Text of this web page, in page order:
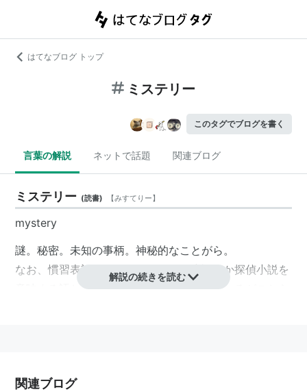
はてなブログ トップ
ミステリー
このタグでブログを書く
言葉の解説 ネットで話題 関連ブログ
ミステリー (読書) 【みすてりー】
mystery
謎。秘密。未知の事柄。神秘的なことがら。
なお、慣習表記的な問題だが、推理小説とか探偵小説を
意味する語としては「ミステリ」が用いられるがこちら
のmystrion。いずれにせよ隠されたものとか秘密とかを
解説の続きを読む
関連ブログ